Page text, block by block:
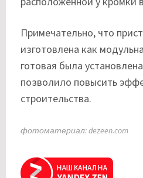
Примечательно, что
изготовлена как
готовая была
позволило повысить
строительства.
фотоматериал: dezeen.com